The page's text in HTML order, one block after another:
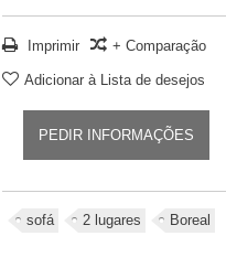
Imprimir + Comparação
Adicionar à Lista de desejos
PEDIR INFORMAÇÕES
sofá 2 lugares Boreal